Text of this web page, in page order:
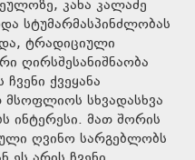
კახა კალაძე
სტუმარმასპინძლობას
ტრადიციული
ღირსშესანიშნაობა
ქვეყანა
მსოფლიოს სხვადასხვა
ინტერესი. მათ შორის
ღვინო სარგებლობს